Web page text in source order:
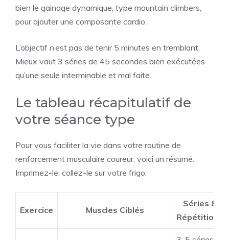
bien le gainage dynamique, type mountain climbers,
pour ajouter une composante cardio.
L’objectif n’est pas de tenir 5 minutes en tremblant.
Mieux vaut 3 séries de 45 secondes bien exécutées
qu’une seule interminable et mal faite.
Le tableau récapitulatif de
votre séance type
Pour vous faciliter la vie dans votre routine de
renforcement musculaire coureur, voici un résumé.
Imprimez-le, collez-le sur votre frigo.
Exercice Muscles Ciblés
Séries &
Répétitions